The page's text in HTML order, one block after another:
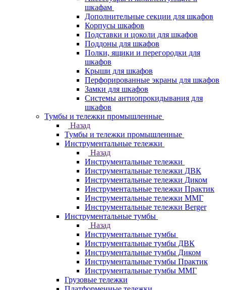
шкафам
Дополнительные секции для шкафов
Корпусы шкафов
Подставки и цоколи для шкафов
Поддоны для шкафов
Полки, ящики и перегородки для
шкафов
Крыши для шкафов
Перфорированные экраны для шкафов
Замки для шкафов
Системы антиопрокидывания для
шкафов
Тумбы и тележки промышленные
Назад
Тумбы и тележки промышленные
Инструментальные тележки
Назад
Инструментальные тележки
Инструментальные тележки ДВК
Инструментальные тележки Диком
Инструментальные тележки Практик
Инструментальные тележки ММГ
Инструментальные тележки Berger
Инструментальные тумбы
Назад
Инструментальные тумбы
Инструментальные тумбы ДВК
Инструментальные тумбы Диком
Инструментальные тумбы Практик
Инструментальные тумбы ММГ
Грузовые тележки